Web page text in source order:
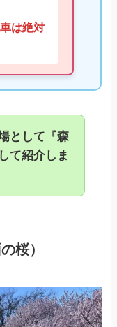
は絶対
として『森
て紹介しま
桜）